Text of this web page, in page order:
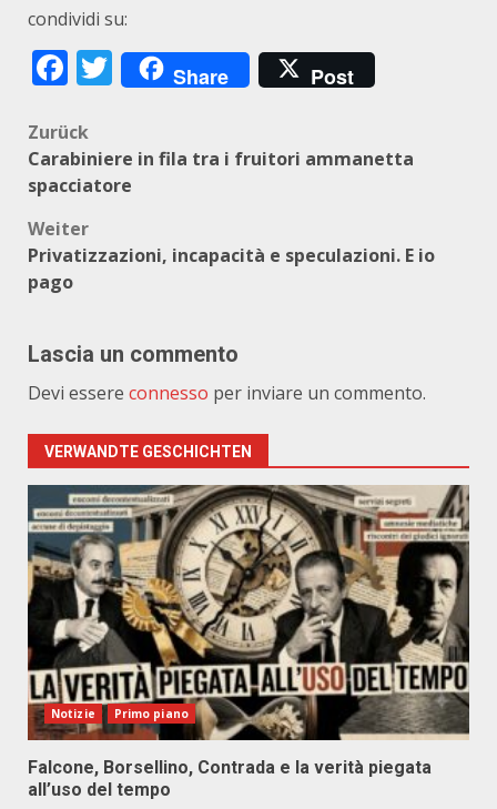
condividi su:
Facebook
Twitter
Share Post
Beitragsnavigation
Zurück
Carabiniere in fila tra i fruitori ammanetta
spacciatore
Weiter
Privatizzazioni, incapacità e speculazioni. E io
pago
Lascia un commento
Devi essere connesso per inviare un commento.
VERWANDTE GESCHICHTEN
Notizie Primo piano
Falcone, Borsellino, Contrada e la verità piegata
all’uso del tempo